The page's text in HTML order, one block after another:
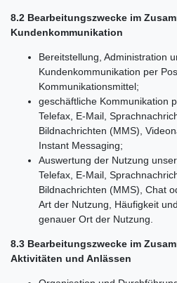
8.2 Bearbeitungszwecke im
Kundenkommunikation
Bereitstellung, Administration
Kundenkommunikation per
Kommunikationsmittel;
geschäftliche Kommunikation
Telefax, E-Mail,
Bildnachrichten (MMS),
Instant Messaging;
Auswertung der Nutzung
Telefax, E-Mail,
Bildnachrichten (MMS), Chat
Art der Nutzung, Häufigkeit
genauer Ort der Nutzung.
8.3 Bearbeitungszwecke im
Aktivitäten und Anlässen